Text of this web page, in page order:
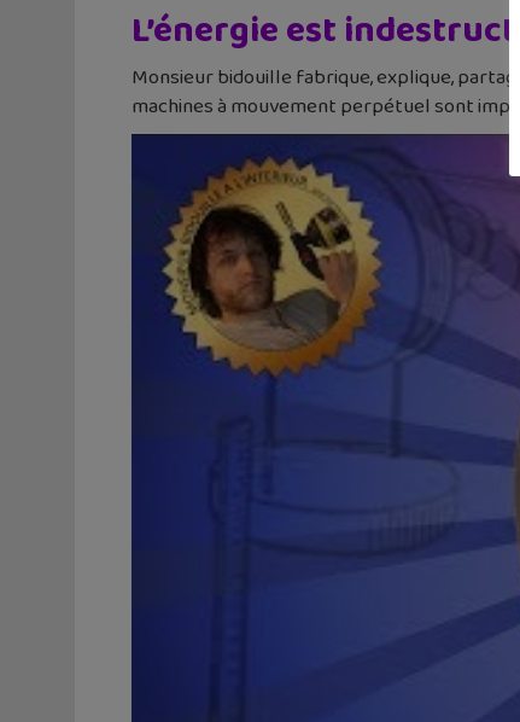
L’énergie est
Monsieur bidouille fabrique, explique,
machines à mouvement perpétuel sont